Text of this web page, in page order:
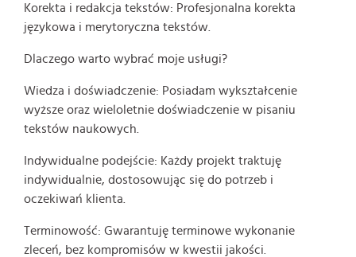
Korekta i redakcja tekstów: Profesjonalna korekta
językowa i merytoryczna tekstów.
Dlaczego warto wybrać moje usługi?
Wiedza i doświadczenie: Posiadam wykształcenie
wyższe oraz wieloletnie doświadczenie w pisaniu
tekstów naukowych.
Indywidualne podejście: Każdy projekt traktuję
indywidualnie, dostosowując się do potrzeb i
oczekiwań klienta.
Terminowość: Gwarantuję terminowe wykonanie
zleceń, bez kompromisów w kwestii jakości.